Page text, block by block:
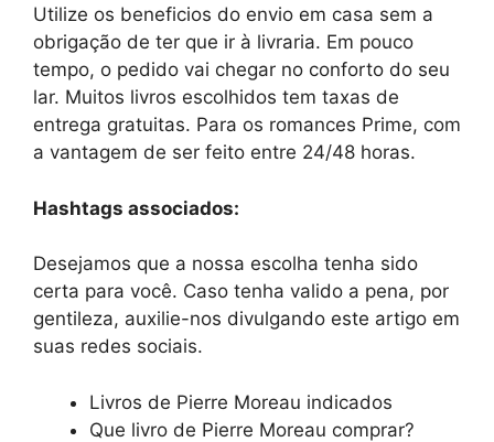
Utilize os beneficios do envio em casa sem a
obrigação de ter que ir à livraria. Em pouco
tempo, o pedido vai chegar no conforto do seu
lar. Muitos livros escolhidos tem taxas de
entrega gratuitas. Para os romances Prime, com
a vantagem de ser feito entre 24/48 horas.
Hashtags associados:
Desejamos que a nossa escolha tenha sido
certa para você. Caso tenha valido a pena, por
gentileza, auxilie-nos divulgando este artigo em
suas redes sociais.
Livros de Pierre Moreau indicados
Que livro de Pierre Moreau comprar?